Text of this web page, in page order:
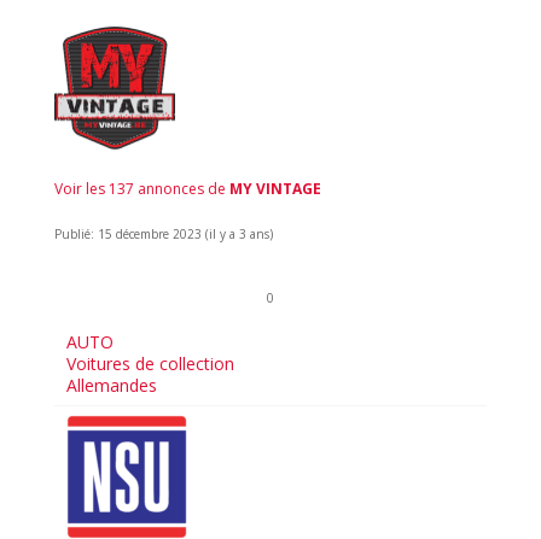
Voir les 137 annonces de MY VINTAGE
Publié: 15 décembre 2023 (il y a 3 ans)
0
AUTO
Voitures de collection
Allemandes